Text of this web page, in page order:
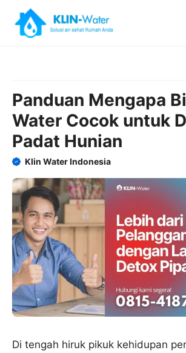
content
Panduan Mengapa
Water Cocok untuk
Padat Hunian
Klin Water Indonesia
Di tengah hiruk pikuk kehidupan